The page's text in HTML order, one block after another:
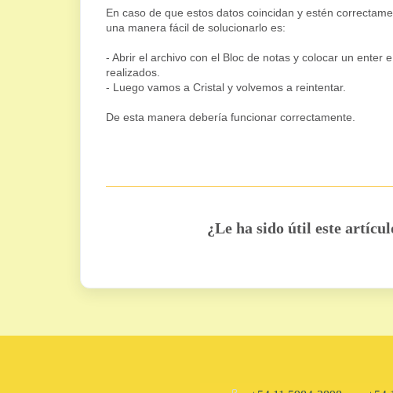
En caso de que estos datos coincidan y estén
una manera fácil de solucionarlo es:
- Abrir el archivo con el Bloc de notas y colocar un enter
realizados.
- Luego vamos a Cristal y volvemos a reintentar.
De esta manera debería funcionar correctamente.
¿Le ha sido útil este